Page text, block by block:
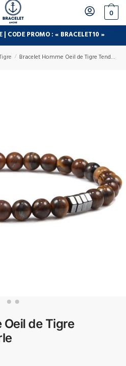
0
| CODE PROMO : « BRACELET10 »
/ Bracelet Homme Oeil de Tigre Tendance en Perle
de Tigre